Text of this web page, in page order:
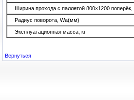
Ширина прохода с паллетой 800×1200 поперёк,
Радиус поворота, Wa(мм)
Эксплуатационная масса, кг
Вернуться